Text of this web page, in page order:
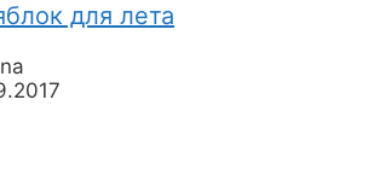
для лета